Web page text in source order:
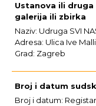
Ustanova ili
galerija ili zbirka
Naziv: Udruga SVI
Adresa: Ulica Ive
Grad: Zagreb
Broj i datum
Broj i datum: Registar